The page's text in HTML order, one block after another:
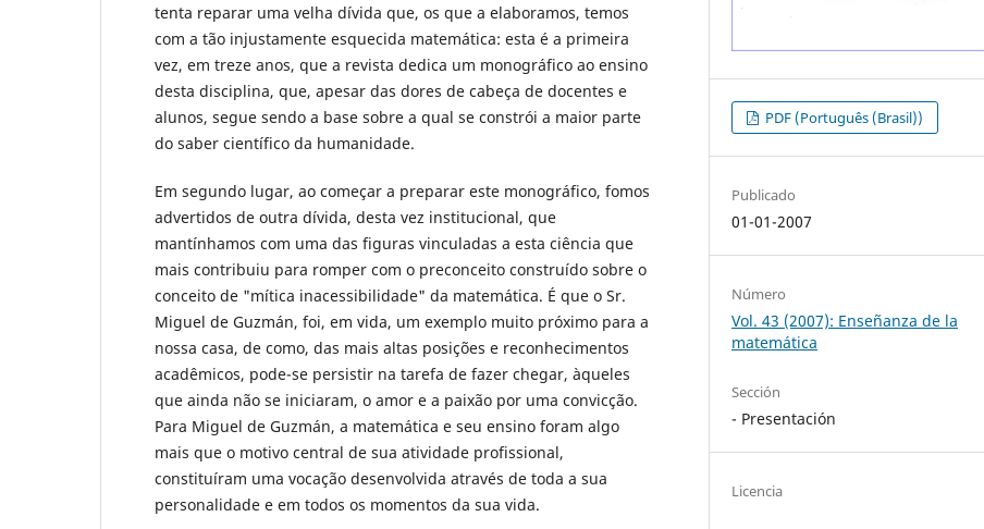
tenta reparar uma velha dívida que, os que a elaboramos, temos
com a tão injustamente esquecida matemática: esta é a primeira
vez, em treze anos, que a revista dedica um monográfico ao ensino
desta disciplina, que, apesar das dores de cabeça de docentes e
alunos, segue sendo a base sobre a qual se constrói a maior parte
do saber científico da humanidade.
Em segundo lugar, ao começar a preparar este monográfico, fomos
advertidos de outra dívida, desta vez institucional, que
mantínhamos com uma das figuras vinculadas a esta ciência que
mais contribuiu para romper com o preconceito construído sobre o
conceito de "mítica inacessibilidade" da matemática. É que o Sr.
Miguel de Guzmán, foi, em vida, um exemplo muito próximo para a
nossa casa, de como, das mais altas posições e reconhecimentos
acadêmicos, pode-se persistir na tarefa de fazer chegar, àqueles
que ainda não se iniciaram, o amor e a paixão por uma convicção.
Para Miguel de Guzmán, a matemática e seu ensino foram algo
mais que o motivo central de sua atividade profissional,
constituíram uma vocação desenvolvida através de toda a sua
personalidade e em todos os momentos da sua vida.
PDF (Português (Brasil))
Publicado
01-01-2007
Número
Vol. 43 (2007): Enseñanza de la
matemática
Sección
- Presentación
Licencia